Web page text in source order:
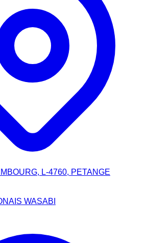
L-4760, PETANGE
WASABI